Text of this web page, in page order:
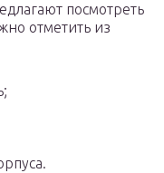
посмотреть
отметить из